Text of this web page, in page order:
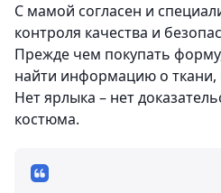
С мамой согласен и
контроля качества и
Прежде чем покупать
найти информацию о ткани,
Нет ярлыка – нет
костюма.